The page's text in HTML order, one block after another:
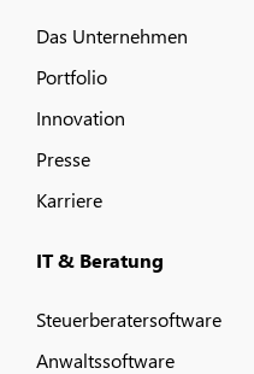
Das Unternehmen
Portfolio
Innovation
Presse
Karriere
IT & Beratung
Steuerberatersoftware
Anwaltssoftware